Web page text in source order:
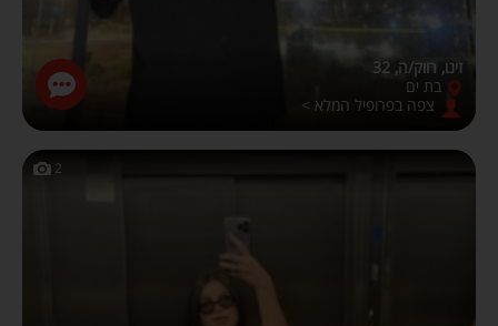
זינו, רווק/ה, 32
בת ים
צפה בפרופיל המלא >
2